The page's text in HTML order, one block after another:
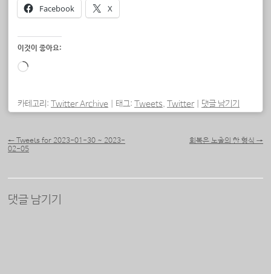
Facebook X
이것이 좋아요:
로
중...
카테고리: Twitter Archive 태그: Tweets, Twitter 댓글 남기기
← Tweets for 2023-01-30 ~ 2023-
02-05
회복은 노출의 한 형식 →
댓글 남기기